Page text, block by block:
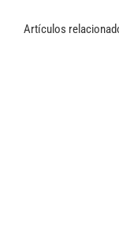
Artículos